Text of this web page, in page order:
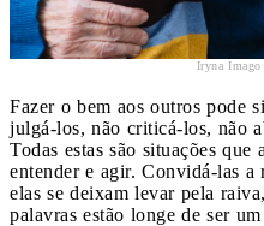
Iryna
Fazer o bem aos outros pode
julgá-los, não criticá-los, não
Todas estas são situações que
entender e agir. Convidá-las a
elas se deixam levar pela
palavras estão longe de ser